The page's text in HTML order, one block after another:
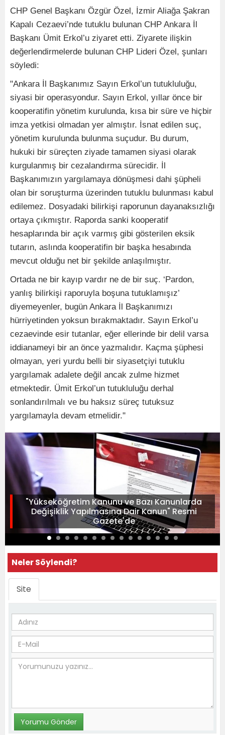
CHP Genel Başkanı Özgür Özel, İzmir Aliağa Şakran
Kapalı Cezaevi’nde tutuklu bulunan CHP Ankara İl
Başkanı Ümit Erkol’u ziyaret etti. Ziyarete ilişkin
değerlendirmelerde bulunan CHP Lideri Özel, şunları
söyledi:
"Ankara İl Başkanımız Sayın Erkol’un tutukluluğu,
siyasi bir operasyondur. Sayın Erkol, yıllar önce bir
kooperatifin yönetim kurulunda, kısa bir süre ve hiçbir
imza yetkisi olmadan yer almıştır. İsnat edilen suç,
yönetim kurulunda bulunma suçudur. Bu durum,
hukuki bir süreçten ziyade tamamen siyasi olarak
kurgulanmış bir cezalandırma sürecidir. İl
Başkanımızın yargılamaya dönüşmesi dahi şüpheli
olan bir soruşturma üzerinden tutuklu bulunması kabul
edilemez. Dosyadaki bilirkişi raporunun dayanaksızlığı
ortaya çıkmıştır. Raporda sanki kooperatif
hesaplarında bir açık varmış gibi gösterilen eksik
tutarın, aslında kooperatifin bir başka hesabında
mevcut olduğu net bir şekilde anlaşılmıştır.
Ortada ne bir kayıp vardır ne de bir suç. ‘Pardon,
yanlış bilirkişi raporuyla boşuna tutuklamışız’
diyemeyenler, bugün Ankara İl Başkanımızı
hürriyetinden yoksun bırakmaktadır. Sayın Erkol’u
cezaevinde esir tutanlar, eğer ellerinde bir delil varsa
iddianameyi bir an önce yazmalıdır. Kaçma şüphesi
olmayan, yeri yurdu belli bir siyasetçiyi tutuklu
yargılamak adalete değil ancak zulme hizmet
etmektedir. Ümit Erkol’un tutukluluğu derhal
sonlandırılmalı ve bu haksız süreç tutuksuz
yargılamayla devam etmelidir."
"Yükseköğretim Kanunu ve Bazı Kanunlarda
Değişiklik Yapılmasına Dair Kanun" Resmi
Gazete'de
Neler Söylendi?
Site